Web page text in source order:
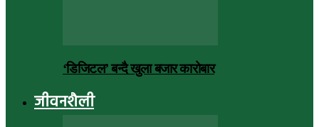
‘डिजिटल’ बन्दै खुला बजार कारोबार
जीवनशैली